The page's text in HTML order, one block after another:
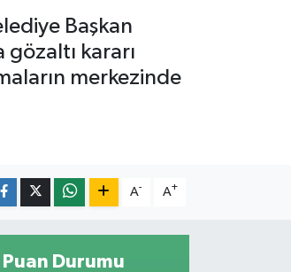
Başkan
gözaltı kararı
merkezinde
A- A+
Durumu